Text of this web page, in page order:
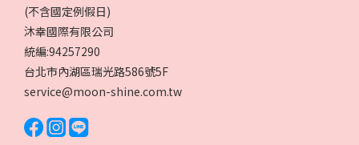
(不含國定例假日)
沐幸國際有限公司
統編:94257290
台北市內湖區瑞光路586號5F
service@moon-shine.com.tw